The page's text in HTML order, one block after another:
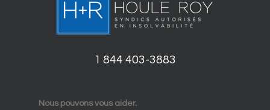
1 844 403-3883
Nous pouvons vous aider.